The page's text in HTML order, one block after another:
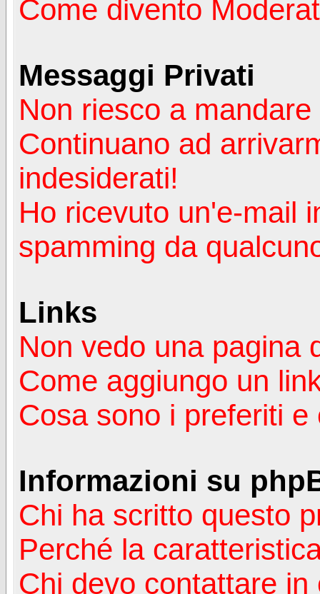
Come divento
Messaggi Privati
Non riesco a
Continuano ad
indesiderati!
Ho ricevuto un'e-mail
spamming da
Links
Non vedo una pagina
Come aggiungo un
Cosa sono i preferiti
Informazioni su
Chi ha scritto questo
Perché la
Chi devo contattare